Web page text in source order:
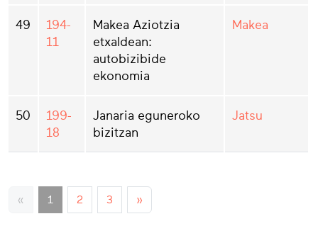
49
194-
11
Makea Aziotzia
etxaldean:
autobizibide
ekonomia
Makea
50
199-
18
Janaria eguneroko
bizitzan
Jatsu
« 1 2 3 »